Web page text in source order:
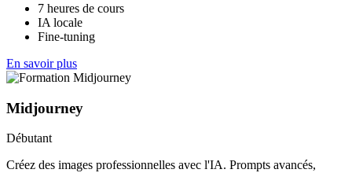
7 heures de cours
IA locale
Fine-tuning
En savoir plus
Midjourney
Débutant
Créez des images professionnelles avec l'IA. Prompts avancés,